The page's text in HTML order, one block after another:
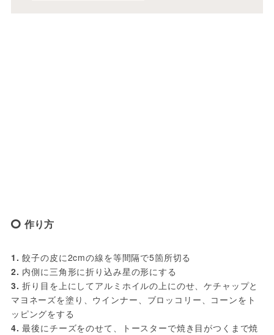
作り方
1. 餃子の皮に2cmの線を等間隔で5箇所切る
2. 内側に三角形に折り込み星の形にする
3. 折り目を上にしてアルミホイルの上にのせ、ケチャップと
マヨネーズを塗り、ウインナー、ブロッコリー、コーンをト
ッピングをする
4. 最後にチーズをのせて、トースターで焼き目がつくまで焼